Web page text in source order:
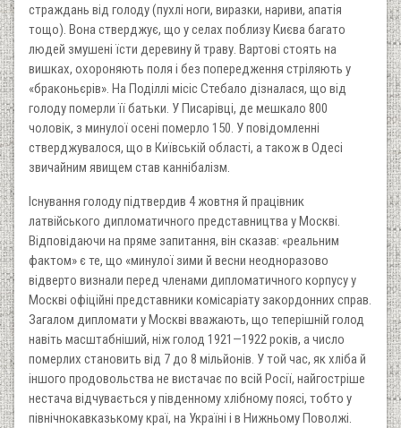
страждань від голоду (пухлі ноги, виразки, нариви, апатія
тощо). Вона стверджує, що у селах поблизу Києва багато
людей змушені їсти деревину й траву. Вартові стоять на
вишках, охороняють поля і без попередження стріляють у
«браконьєрів». На Поділлі місіс Стебало дізналася, що від
голоду померли її батьки. У Писарівці, де мешкало 800
чоловік, з минулої осені померло 150. У повідомленні
стверджувалося, що в Київській області, а також в Одесі
звичайним явищем став каннібалізм.
Існування голоду підтвердив 4 жовтня й працівник
латвійського дипломатичного представництва у Москві.
Відповідаючи на пряме запитання, він сказав: «реальним
фактом» є те, що «минулої зими й весни неодноразово
відверто визнали перед членами дипломатичного корпусу у
Москві офіційні представники комісаріату закордонних справ.
Загалом дипломати у Москві вважають, що теперішній голод
навіть масштабніший, ніж голод 1921—1922 років, а число
померлих становить від 7 до 8 мільйонів. У той час, як хліба й
іншого продовольства не вистачає по всій Росії, найгостріше
нестача відчувається у південному хлібному поясі, тобто у
північнокавказькому краї, на Україні і в Нижньому Поволжі.